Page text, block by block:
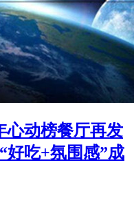
心动榜餐厅再发
好吃+氛围感”成